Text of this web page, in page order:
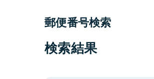
郵便番号検索
検索結果